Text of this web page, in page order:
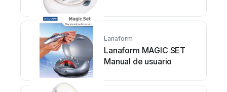
Lanaform
Lanaform MAGIC SET
Manual de usuario